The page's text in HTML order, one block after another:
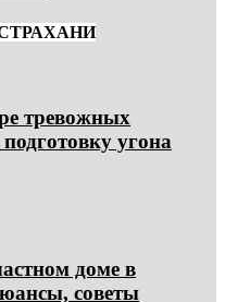
тревожных
угона
доме в
советы